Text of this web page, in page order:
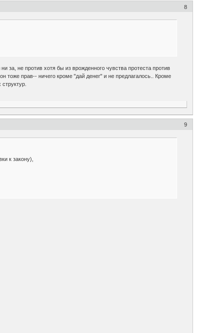
8
за, не против хотя бы из врожденного чувства протеста против
тоже прав-- ничего кроме "дай денег" и не предлагалось.. Кроме
9
к закону),